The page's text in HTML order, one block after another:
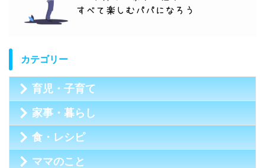
カテゴリー
育児・子育て
家事・暮らし
食・レシピ
ママのこと